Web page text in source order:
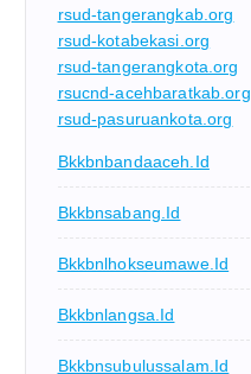
rsud-tangerangkab.org
rsud-kotabekasi.org
rsud-tangerangkota.org
rsucnd-acehbaratkab.org
rsud-pasuruankota.org
Bkkbnbandaaceh.id
Bkkbnsabang.id
Bkkbnlhokseumawe.id
Bkkbnlangsa.id
Bkkbnsubulussalam.id